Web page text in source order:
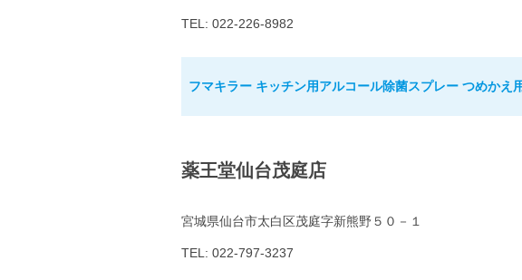
TEL: 022-226-8982
フマキラー キッチン用アルコール除菌スプレー つめかえ
薬王堂仙台茂庭店
宮城県仙台市太白区茂庭字新熊野５０－１
TEL: 022-797-3237